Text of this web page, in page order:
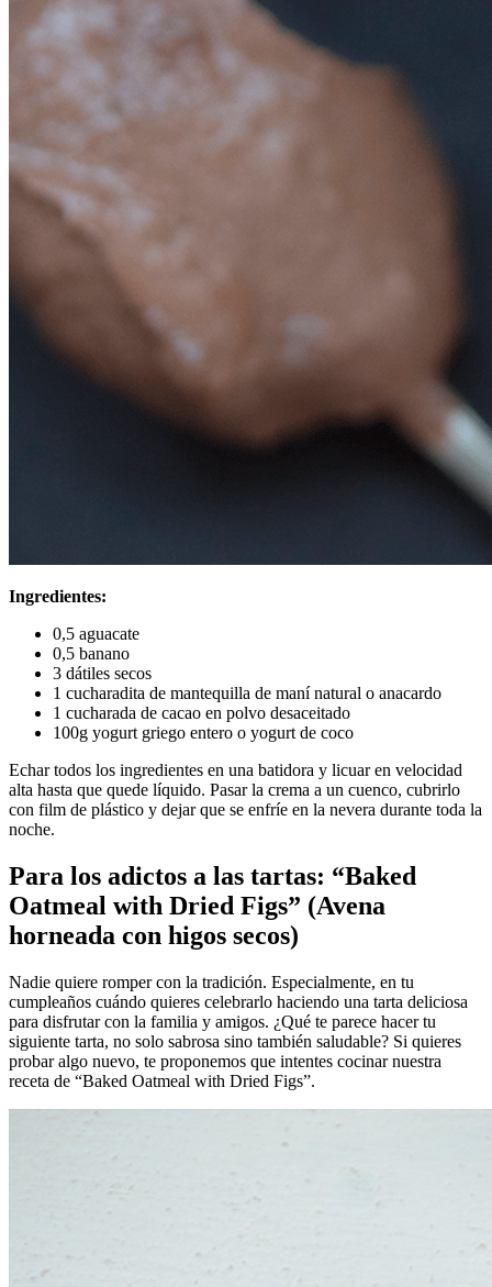
Ingredientes:
0,5 aguacate
0,5 banano
3 dátiles secos
1 cucharadita de mantequilla de maní natural o anacardo
1 cucharada de cacao en polvo desaceitado
100g yogurt griego entero o yogurt de coco
Echar todos los ingredientes en una batidora y licuar en velocidad
alta hasta que quede líquido. Pasar la crema a un cuenco, cubrirlo
con film de plástico y dejar que se enfríe en la nevera durante toda la
noche.
Para los adictos a las tartas: “Baked
Oatmeal with Dried Figs” (Avena
horneada con higos secos)
Nadie quiere romper con la tradición. Especialmente, en tu
cumpleaños cuándo quieres celebrarlo haciendo una tarta deliciosa
para disfrutar con la familia y amigos. ¿Qué te parece hacer tu
siguiente tarta, no solo sabrosa sino también saludable? Si quieres
probar algo nuevo, te proponemos que intentes cocinar nuestra
receta de “Baked Oatmeal with Dried Figs”.